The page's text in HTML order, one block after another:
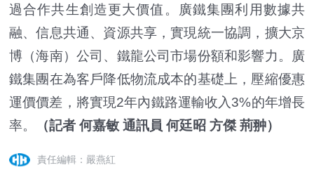
過合作共生創造更大價值。廣鐵集團利用數據共
融、信息共通、資源共享，實現統一協調，擴大京
博（海南）公司、鐵龍公司市場份額和影響力。廣
鐵集團在為客戶降低物流成本的基礎上，壓縮優惠
運價價差，將實現2年內鐵路運輸收入3%的年增長
率。
（記者 何嘉敏 通訊員 何廷昭 方傑 荊翀）
責任編輯：嚴燕紅